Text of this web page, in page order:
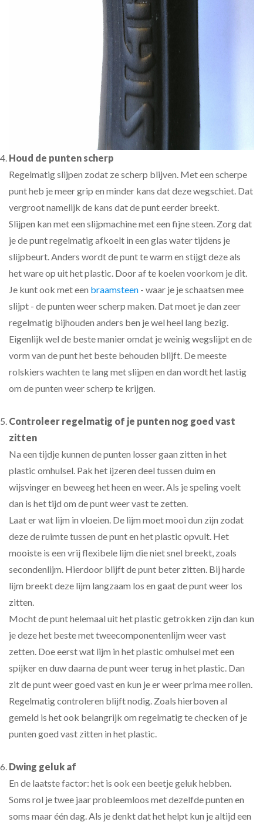
Houd de punten scherp
Regelmatig slijpen zodat ze scherp blijven. Met een scherpe
punt heb je meer grip en minder kans dat deze wegschiet. Dat
vergroot namelijk de kans dat de punt eerder breekt.
Slijpen kan met een slijpmachine met een fijne steen. Zorg dat
je de punt regelmatig afkoelt in een glas water tijdens je
slijpbeurt. Anders wordt de punt te warm en stijgt deze als
het ware op uit het plastic. Door af te koelen voorkom je dit.
Je kunt ook met een braamsteen - waar je je schaatsen mee
slijpt - de punten weer scherp maken. Dat moet je dan zeer
regelmatig bijhouden anders ben je wel heel lang bezig.
Eigenlijk wel de beste manier omdat je weinig wegslijpt en de
vorm van de punt het beste behouden blijft. De meeste
rolskiers wachten te lang met slijpen en dan wordt het lastig
om de punten weer scherp te krijgen.
Controleer regelmatig of je punten nog goed vast
zitten
Na een tijdje kunnen de punten losser gaan zitten in het
plastic omhulsel. Pak het ijzeren deel tussen duim en
wijsvinger en beweeg het heen en weer. Als je speling voelt
dan is het tijd om de punt weer vast te zetten.
Laat er wat lijm in vloeien. De lijm moet mooi dun zijn zodat
deze de ruimte tussen de punt en het plastic opvult. Het
mooiste is een vrij flexibele lijm die niet snel breekt, zoals
secondenlijm. Hierdoor blijft de punt beter zitten. Bij harde
lijm breekt deze lijm langzaam los en gaat de punt weer los
zitten.
Mocht de punt helemaal uit het plastic getrokken zijn dan kun
je deze het beste met tweecomponentenlijm weer vast
zetten. Doe eerst wat lijm in het plastic omhulsel met een
spijker en duw daarna de punt weer terug in het plastic. Dan
zit de punt weer goed vast en kun je er weer prima mee rollen.
Regelmatig controleren blijft nodig. Zoals hierboven al
gemeld is het ook belangrijk om regelmatig te checken of je
punten goed vast zitten in het plastic.
Dwing geluk af
En de laatste factor: het is ook een beetje geluk hebben.
Soms rol je twee jaar probleemloos met dezelfde punten en
soms maar één dag. Als je denkt dat het helpt kun je altijd een